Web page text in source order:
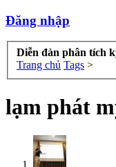
Đăng nhập
Diễn đàn phân tích
Trang chủ Tags >
lạm phát